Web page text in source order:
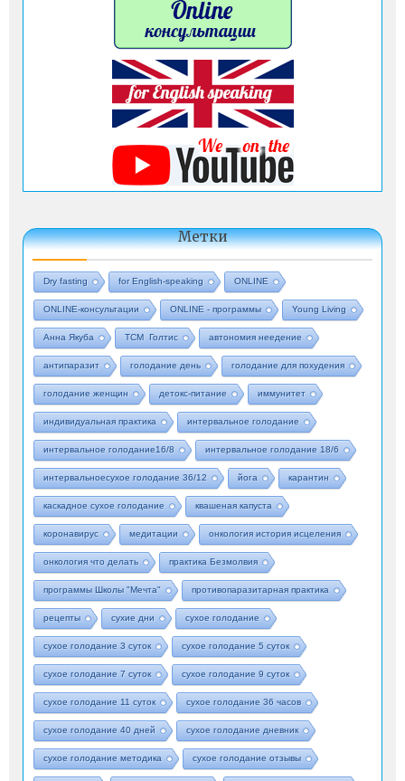
Метки
Dry fasting for English-speaking ONLINE
ONLINE-консультации ONLINE - программы Young Living
Анна Якуба ТСМ Голтис автономия неедение
антипаразит голодание день голодание для похудения
голодание женщин детокс-питание иммунитет
индивидуальная практика интервальное голодание
интервальное голодание16/8 интервальное голодание 18/6
интервальноесухое голодание 36/12 йога карантин
каскадное сухое голодание квашеная капуста
коронавирус медитации онкология история исцеления
онкология что делать практика Безмолвия
программы Школы "Мечта" противопаразитарная практика
рецепты сухие дни сухое голодание
сухое голодание 3 суток сухое голодание 5 суток
сухое голодание 7 суток сухое голодание 9 суток
сухое голодание 11 суток сухое голодание 36 часов
сухое голодание 40 дней сухое голодание дневник
сухое голодание методика сухое голодание отзывы